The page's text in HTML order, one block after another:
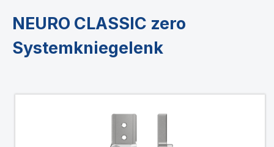
NEURO CLASSIC zero
Systemkniegelenk